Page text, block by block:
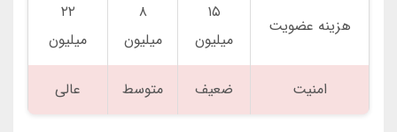
هزینه عضویت
۱۵
میلیون
۸
میلیون
۲۲
میلیون
امنیت ضعیف متوسط عالی